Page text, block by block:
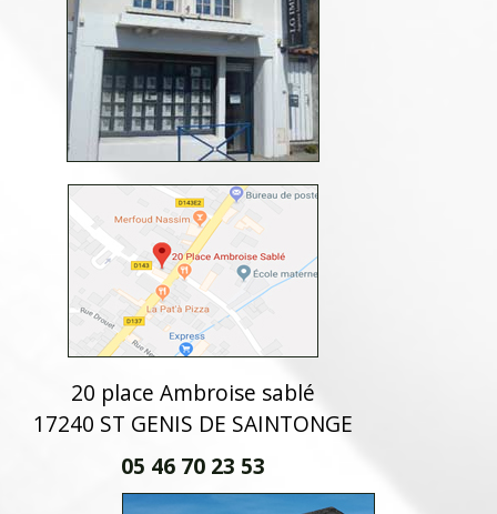
20 place Ambroise sablé
17240 ST GENIS DE SAINTONGE
05 46 70 23 53